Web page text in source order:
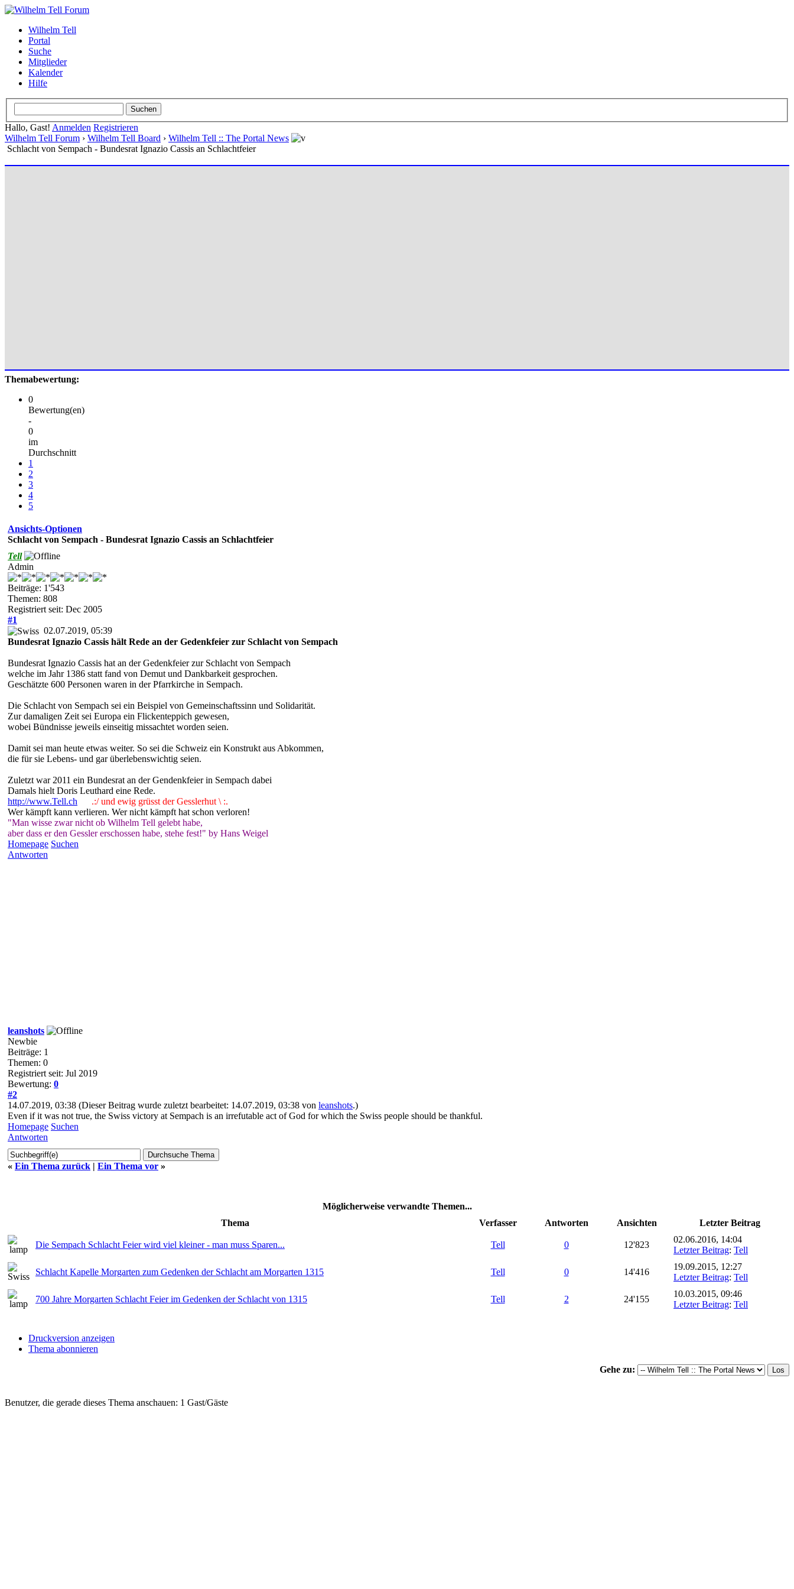
Wilhelm Tell
Portal
Suche
Mitglieder
Kalender
Hilfe
Hallo, Gast! Anmelden Registrieren
Wilhelm Tell Forum › Wilhelm Tell Board › Wilhelm Tell :: The Portal News
Schlacht von Sempach - Bundesrat Ignazio Cassis an Schlachtfeier
Themabewertung:
0
Bewertung(en)
-
0
im
Durchschnitt
1
2
3
4
5
Ansichts-Optionen
Schlacht von Sempach - Bundesrat Ignazio Cassis an Schlachtfeier
Tell
Admin
Beiträge: 1'543
Themen: 808
Registriert seit: Dec 2005
#1
02.07.2019, 05:39
Bundesrat Ignazio Cassis hält Rede an der Gedenkfeier zur Schlacht von Sempach
Bundesrat Ignazio Cassis hat an der Gedenkfeier zur Schlacht von Sempach
welche im Jahr 1386 statt fand von Demut und Dankbarkeit gesprochen.
Geschätzte 600 Personen waren in der Pfarrkirche in Sempach.
Die Schlacht von Sempach sei ein Beispiel von Gemeinschaftssinn und Solidarität.
Zur damaligen Zeit sei Europa ein Flickenteppich gewesen,
wobei Bündnisse jeweils einseitig missachtet worden seien.
Damit sei man heute etwas weiter. So sei die Schweiz ein Konstrukt aus Abkommen,
die für sie Lebens- und gar überlebenswichtig seien.
Zuletzt war 2011 ein Bundesrat an der Gendenkfeier in Sempach dabei
Damals hielt Doris Leuthard eine Rede.
http://www.Tell.ch
.:/ und ewig grüsst der Gesslerhut \ :.
Wer kämpft kann verlieren. Wer nicht kämpft hat schon verloren!
"Man wisse zwar nicht ob Wilhelm Tell gelebt habe,
aber dass er den Gessler erschossen habe, stehe fest!" by Hans Weigel
Homepage Suchen
Antworten
leanshots
Newbie
Beiträge: 1
Themen: 0
Registriert seit: Jul 2019
Bewertung: 0
#2
14.07.2019, 03:38 (Dieser Beitrag wurde zuletzt bearbeitet: 14.07.2019, 03:38 von leanshots.)
Even if it was not true, the Swiss victory at Sempach is an irrefutable act of God for which the Swiss people should be thankful.
Homepage Suchen
Antworten
« Ein Thema zurück | Ein Thema vor »
Möglicherweise verwandte Themen...
Thema
Verfasser Antworten Ansichten Letzter Beitrag
Die Sempach Schlacht Feier wird viel kleiner - man muss Sparen... Tell 0 12'823
02.06.2016, 14:04
Letzter Beitrag: Tell
Schlacht Kapelle Morgarten zum Gedenken der Schlacht am Morgarten 1315 Tell 0 14'416
19.09.2015, 12:27
Letzter Beitrag: Tell
700 Jahre Morgarten Schlacht Feier im Gedenken der Schlacht von 1315 Tell 2 24'155
10.03.2015, 09:46
Letzter Beitrag: Tell
Druckversion anzeigen
Thema abonnieren
Gehe zu:
Benutzer, die gerade dieses Thema anschauen: 1 Gast/Gäste